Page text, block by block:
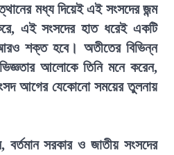
মধ্য দিয়েই এই সংসদের জন্ম
এই সংসদের হাত ধরেই একটি
শক্ত হবে। অতীতের বিভিন্ন
আলোকে তিনি মনে করেন,
আগের যেকোনো সময়ের তুলনায়
সরকার ও জাতীয় সংসদের